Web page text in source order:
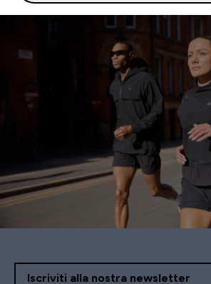
Iscriviti alla nostra newsletter